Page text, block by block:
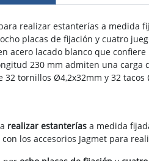
realizar estanterías a medida
placas de fijación y cuatro
acero lacado blanco que
230 mm admiten una carga
32 tornillos Ø4,2x32mm y 32
realizar estanterías a medida
los accesorios Jagmet para